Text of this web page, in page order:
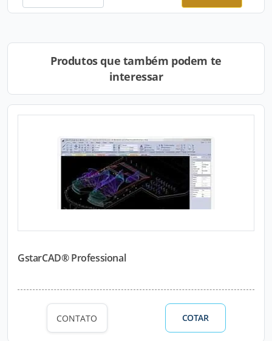
Produtos que também podem te
interessar
GstarCAD® Professional
CONTATO COTAR